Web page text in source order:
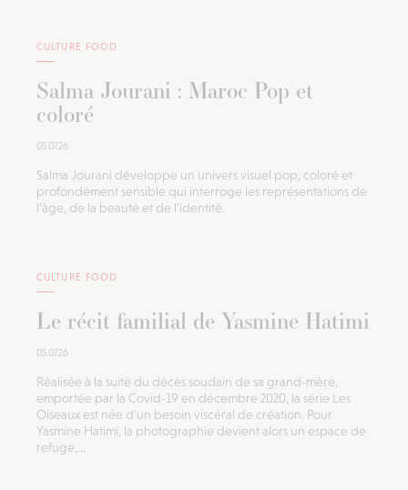
CULTURE FOOD
Salma Jourani : Maroc Pop et
coloré
05.07.26
Salma Jourani développe un univers visuel pop, coloré et
profondément sensible qui interroge les représentations de
l’âge, de la beauté et de l’identité.
CULTURE FOOD
Le récit familial de Yasmine Hatimi
05.07.26
Réalisée à la suite du décès soudain de sa grand-mère,
emportée par la Covid-19 en décembre 2020, la série Les
Oiseaux est née d’un besoin viscéral de création. Pour
Yasmine Hatimi, la photographie devient alors un espace de
refuge,...